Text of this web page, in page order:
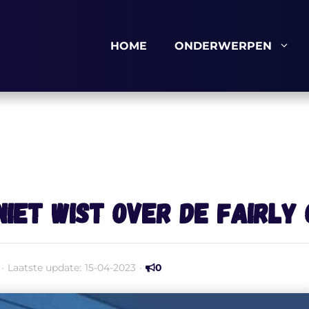
HOME ONDERWERPEN
wist over de Fairly
· Laatste update: 15-04-2023 · 0